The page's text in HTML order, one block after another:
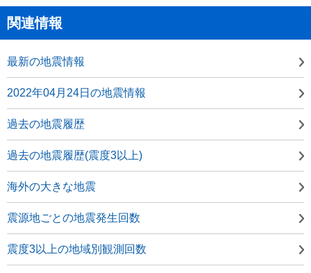
関連情報
最新の地震情報
2022年04月24日の地震情報
過去の地震履歴
過去の地震履歴(震度3以上)
海外の大きな地震
震源地ごとの地震発生回数
震度3以上の地域別観測回数